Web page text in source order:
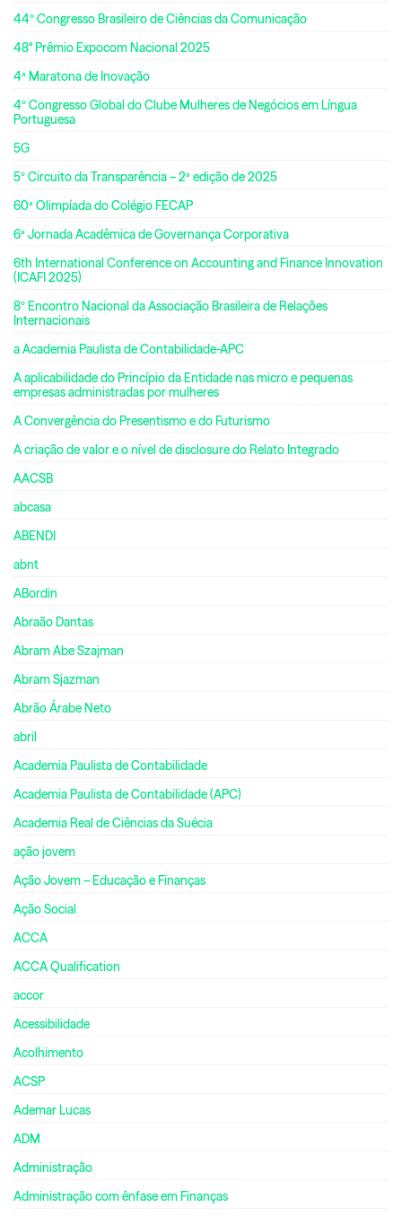
44º Congresso Brasileiro de Ciências da Comunicação
48° Prêmio Expocom Nacional 2025
4ª Maratona de Inovação
4º Congresso Global do Clube Mulheres de Negócios em Língua
Portuguesa
5G
5º Circuito da Transparência – 2ª edição de 2025
60ª Olimpíada do Colégio FECAP
6ª Jornada Acadêmica de Governança Corporativa
6th International Conference on Accounting and Finance Innovation
(ICAFI 2025)
8º Encontro Nacional da Associação Brasileira de Relações
Internacionais
a Academia Paulista de Contabilidade-APC
A aplicabilidade do Princípio da Entidade nas micro e pequenas
empresas administradas por mulheres
A Convergência do Presentismo e do Futurismo
A criação de valor e o nível de disclosure do Relato Integrado
AACSB
abcasa
ABENDI
abnt
ABordin
Abraão Dantas
Abram Abe Szajman
Abram Sjazman
Abrão Árabe Neto
abril
Academia Paulista de Contabilidade
Academia Paulista de Contabilidade (APC)
Academia Real de Ciências da Suécia
ação jovem
Ação Jovem – Educação e Finanças
Ação Social
ACCA
ACCA Qualification
accor
Acessibilidade
Acolhimento
ACSP
Ademar Lucas
ADM
Administração
Administração com ênfase em Finanças